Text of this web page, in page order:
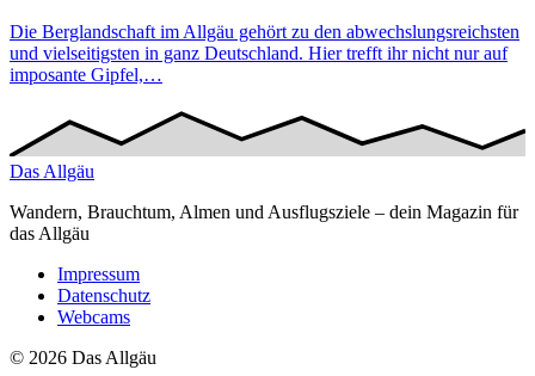
Die Berglandschaft im Allgäu gehört zu den abwechslungsreichsten
und vielseitigsten in ganz Deutschland. Hier trefft ihr nicht nur auf
imposante Gipfel,…
Das Allgäu
Wandern, Brauchtum, Almen und Ausflugsziele – dein Magazin für
das Allgäu
Impressum
Datenschutz
Webcams
© 2026 Das Allgäu